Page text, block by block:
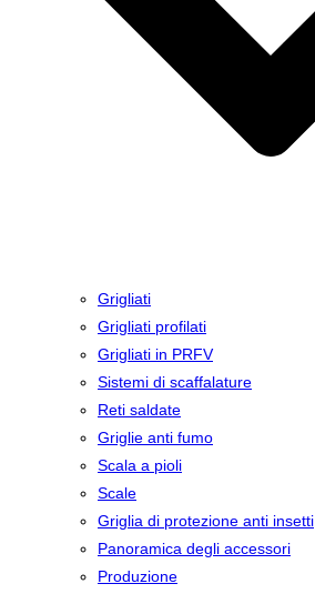
Grigliati
Grigliati profilati
Grigliati in PRFV
Sistemi di scaffalature
Reti saldate
Griglie anti fumo
Scala a pioli
Scale
Griglia di protezione anti insetti
Panoramica degli accessori
Produzione